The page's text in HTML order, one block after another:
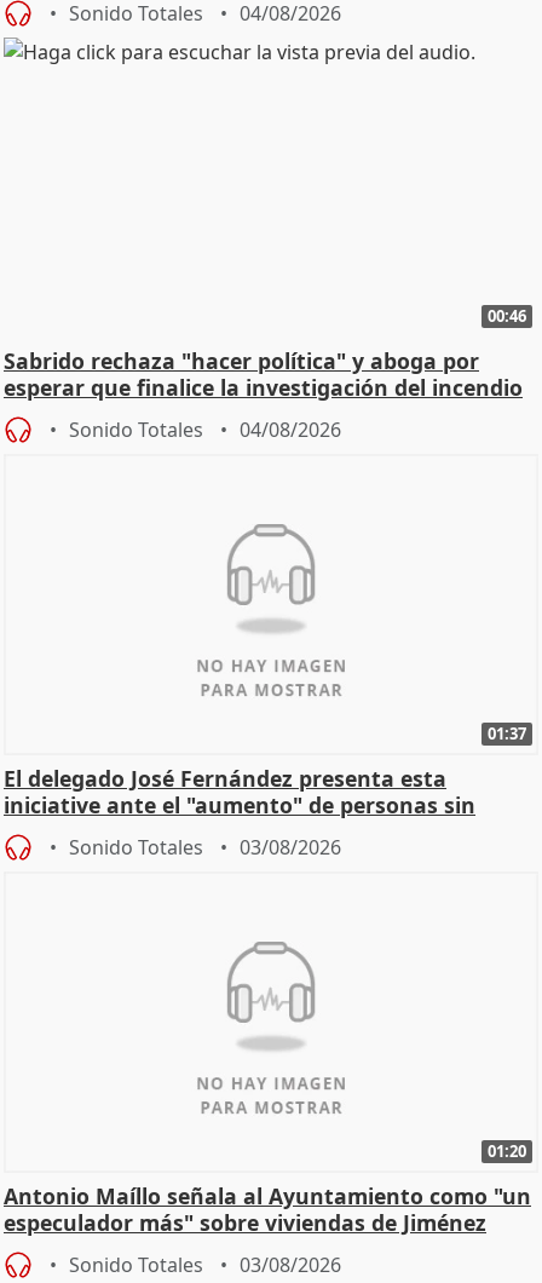
Sonido Totales 04/08/2026
00:46
Sabrido rechaza "hacer política" y aboga por
esperar que finalice la investigación del incendio
Sonido Totales 04/08/2026
01:37
El delegado José Fernández presenta esta
iniciative ante el "aumento" de personas sin
hogar en Madri
Sonido Totales 03/08/2026
01:20
Antonio Maíllo señala al Ayuntamiento como "un
especulador más" sobre viviendas de Jiménez
Becerril
Sonido Totales 03/08/2026